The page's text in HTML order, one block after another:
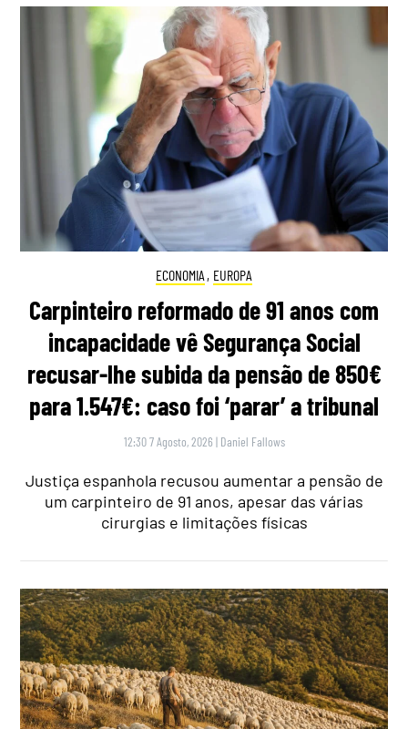
ECONOMIA , EUROPA
Carpinteiro reformado de 91 anos com
incapacidade vê Segurança Social
recusar-lhe subida da pensão de 850€
para 1.547€: caso foi ‘parar’ a tribunal
12:30 7 Agosto, 2026 | Daniel Fallows
Justiça espanhola recusou aumentar a pensão de
um carpinteiro de 91 anos, apesar das várias
cirurgias e limitações físicas